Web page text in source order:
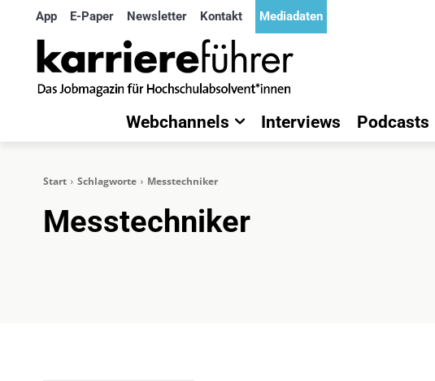
App E-Paper Newsletter Kontakt Mediadaten
Webchannels Interviews Podcasts
Start Schlagworte Messtechniker
Messtechniker